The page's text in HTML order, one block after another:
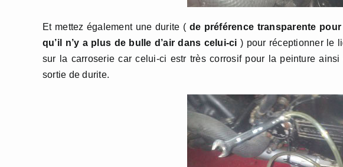
Et mettez également une durite ( de préférence transparente
qu’il n’y a plus de bulle d’air dans celui-ci ) pour réceptionner le
sur la carroserie car celui-ci estr très corrosif pour la peinture
sortie de durite.